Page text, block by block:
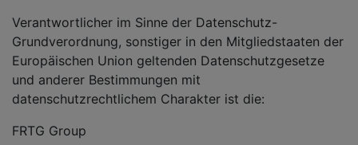
Verantwortlicher im Sinne der Datenschutz-
Grundverordnung, sonstiger in den Mitgliedstaaten der
Europäischen Union geltenden Datenschutzgesetze
und anderer Bestimmungen mit
datenschutzrechtlichem Charakter ist die:
FRTG Group